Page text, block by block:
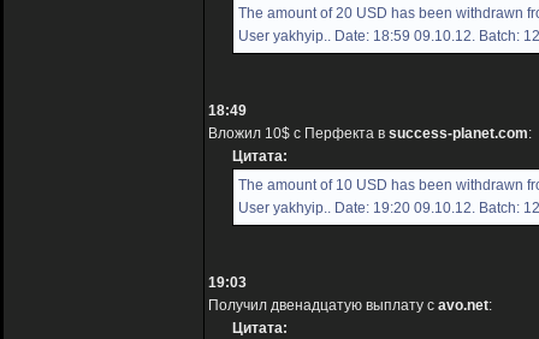
The amount of 20 USD has been withdrawn
User yakhyip.. Date: 18:59 09.10.12. Batch:
18:49
Вложил 10$ с Перфекта в success-planet.com:
Цитата:
The amount of 10 USD has been withdrawn
User yakhyip.. Date: 19:20 09.10.12. Batch:
19:03
Получил двенадцатую выплату с avo.net:
Цитата: